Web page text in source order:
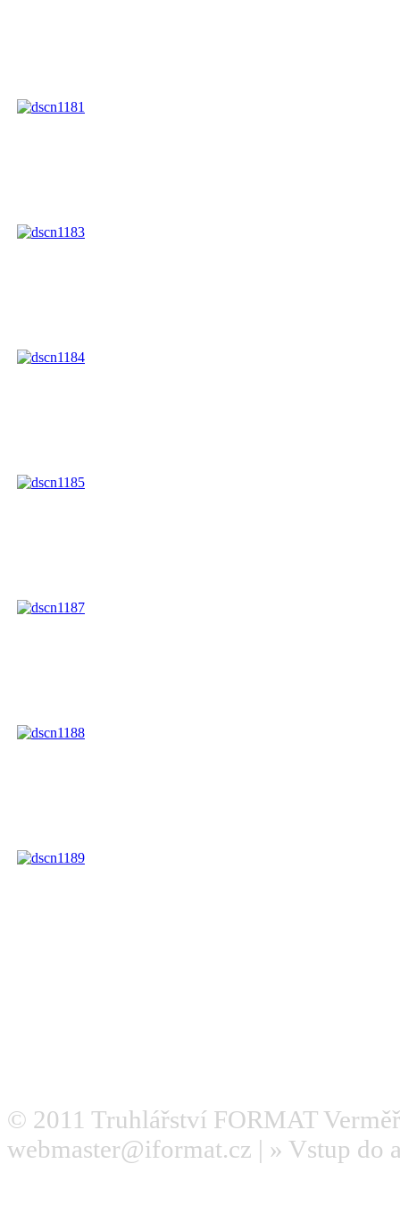
© 2011 Truhlářství FORMAT
webmaster@iformat.cz | » Vstup do